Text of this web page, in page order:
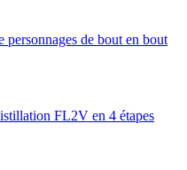
de bout en bout
FL2V en 4 étapes